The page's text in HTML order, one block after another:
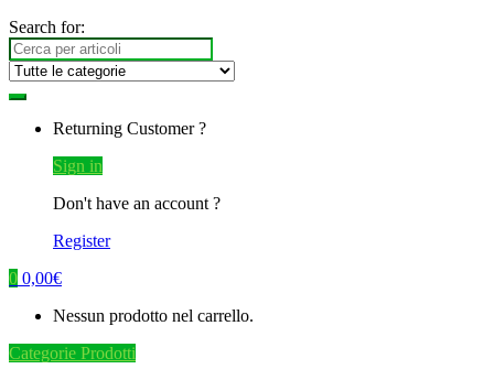
Search for:
Returning Customer ?
Sign in
Don't have an account ?
Register
0 0,00€
Nessun prodotto nel carrello.
Categorie Prodotti